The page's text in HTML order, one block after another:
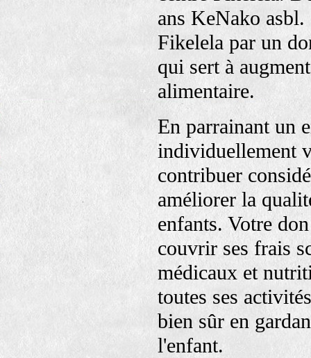
ans KeNako
Fikelela par un
qui sert à
alimentaire.
En parrainant un
individuellement
contribuer
améliorer la
enfants. Votre
couvrir ses frais
médicaux et
toutes ses
bien sûr en
l'enfant.